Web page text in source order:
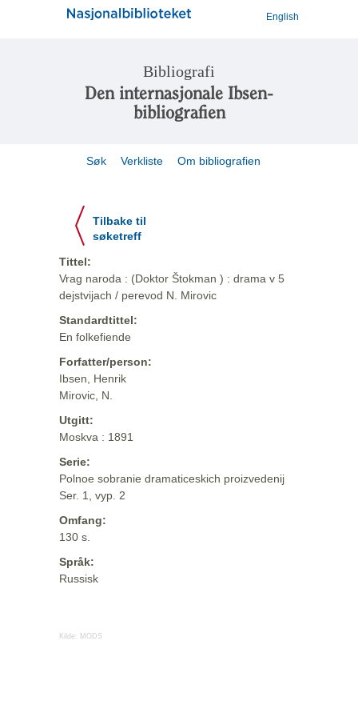
English
Bibliografi
Den internasjonale Ibsen-
bibliografien
Søk Verkliste Om bibliografien
Tilbake til
søketreff
Tittel:
Vrag naroda : (Doktor Štokman ) : drama v 5
dejstvijach / perevod N. Mirovic
Standardtittel:
En folkefiende
Forfatter/person:
Ibsen, Henrik
Mirovic, N.
Utgitt:
Moskva : 1891
Serie:
Polnoe sobranie dramaticeskich proizvedenij
Ser. 1, vyp. 2
Omfang:
130 s.
Språk:
Russisk
Kilde: MODS